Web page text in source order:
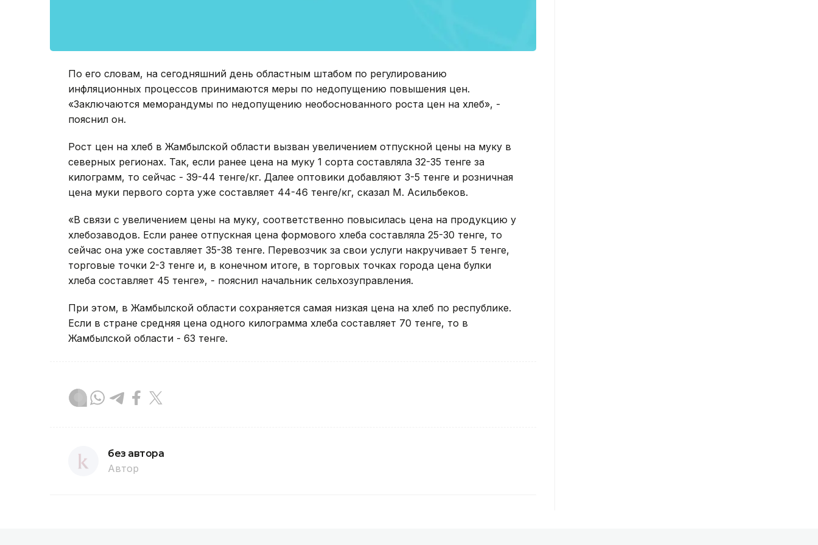
По его словам, на сегодняшний день областным штабом по регулированию
инфляционных процессов принимаются меры по недопущению повышения цен.
«Заключаются меморандумы по недопущению необоснованного роста цен на хлеб», -
пояснил он.
Рост цен на хлеб в Жамбылской области вызван увеличением отпускной цены на муку в
северных регионах. Так, если ранее цена на муку 1 сорта составляла 32-35 тенге за
килограмм, то сейчас - 39-44 тенге/кг. Далее оптовики добавляют 3-5 тенге и розничная
цена муки первого сорта уже составляет 44-46 тенге/кг, сказал М. Асильбеков.
«В связи с увеличением цены на муку, соответственно повысилась цена на продукцию у
хлебозаводов. Если ранее отпускная цена формового хлеба составляла 25-30 тенге, то
сейчас она уже составляет 35-38 тенге. Перевозчик за свои услуги накручивает 5 тенге,
торговые точки 2-3 тенге и, в конечном итоге, в торговых точках города цена булки
хлеба составляет 45 тенге», - пояснил начальник сельхозуправления.
При этом, в Жамбылской области сохраняется самая низкая цена на хлеб по республике.
Если в стране средняя цена одного килограмма хлеба составляет 70 тенге, то в
Жамбылской области - 63 тенге.
без автора
Автор